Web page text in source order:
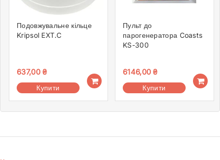
Подовжувальне кільце
Kripsol EXT.C
637,00₴
Купити
Пульт до
парогенератора Coasts
KS-300
6146,00₴
Купити